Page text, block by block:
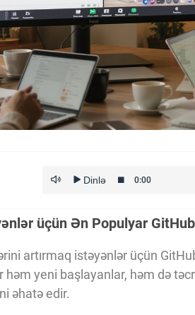
üçün Ən Populyar GitHub
artırmaq istəyənlər üçün
yeni başlayanlar, həm də
əhatə edir.